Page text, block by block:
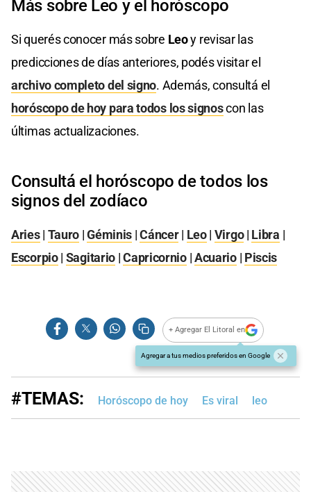
Más sobre Leo y el horóscopo
Si querés conocer más sobre Leoy revisar las
predicciones de días anteriores, podés visitar el
archivo completo del signo. Además, consultá el
horóscopo de hoy para todos los signoscon las
últimas actualizaciones.
Consultá el horóscopo de todos los
signos del zodíaco
Aries| Tauro |Géminis |Cáncer| Leo| Virgo| Libra |
Escorpio| Sagitario |Capricornio|Acuario| Piscis
+ Agregar El Litoral en
Agregar a tus medios preferidos en Google
#TEMAS: Horóscopo de hoy Es viral leo